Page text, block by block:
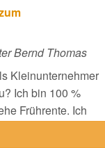
Bernd Thomas
Kleinunternehmer
Ich bin 100 %
Frührente. Ich
7 Jahre lange